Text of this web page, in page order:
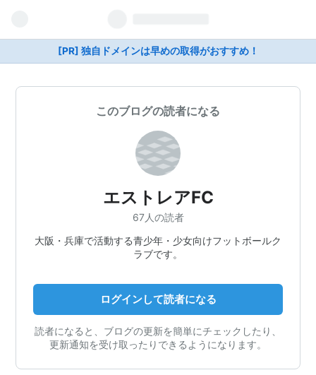
[PR] 独自ドメインは早めの取得がおすすめ！
このブログの読者になる
エストレアFC
67人の読者
大阪・兵庫で活動する青少年・少女向けフットボールク
ラブです。
ログインして読者になる
読者になると、ブログの更新を簡単にチェックしたり、
更新通知を受け取ったりできるようになります。